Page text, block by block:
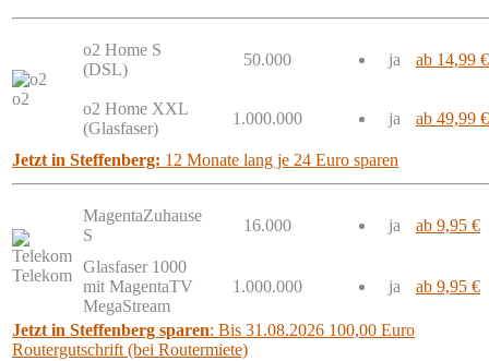
o2
o2 Home S
(DSL)
50.000 ja ab 14,99 €
o2 Home XXL
(Glasfaser)
1.000.000 ja ab 49,99 €
Jetzt in Steffenberg: 12 Monate lang je 24 Euro sparen
Telekom
MagentaZuhause
S
16.000 ja ab 9,95 €
Glasfaser 1000
mit MagentaTV
MegaStream
1.000.000 ja ab 9,95 €
Jetzt in Steffenberg sparen: Bis 31.08.2026 100,00 Euro
Routergutschrift (bei Routermiete)